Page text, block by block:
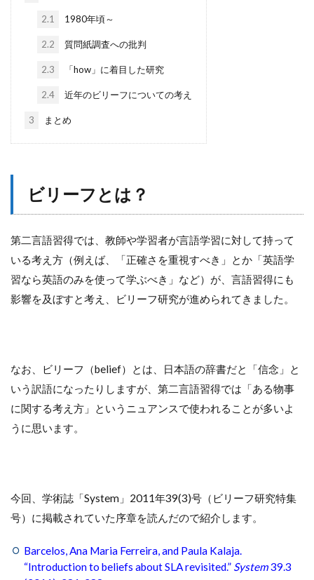
2.1 1980年頃～
2.2 質問紙調査への批判
2.3 「how」に着目した研究
2.4 近年のビリーフについての考え
3 まとめ
ビリーフとは？
第二言語習得では、教師や学習者が言語学習に対して持って
いる考え方（例えば、「正確さを重視すべき」とか「英語学
習なら英語のみを使って学ぶべき」など）が、言語習得にも
影響を及ぼすと考え、ビリーフ研究が進められてきました。
なお、ビリーフ（belief）とは、日本語の辞書だと「信念」と
いう訳語になったりしますが、第二言語習得では「ある物事
に関する考え方」というニュアンスで使われることが多いよ
うに思います。
今回、学術誌「System」2011年39(3)号（ビリーフ研究特集
号）に掲載されていた序章を読んだので紹介します。
Barcelos, Ana Maria Ferreira, and Paula Kalaja.
“Introduction to beliefs about SLA revisited.” System39.3